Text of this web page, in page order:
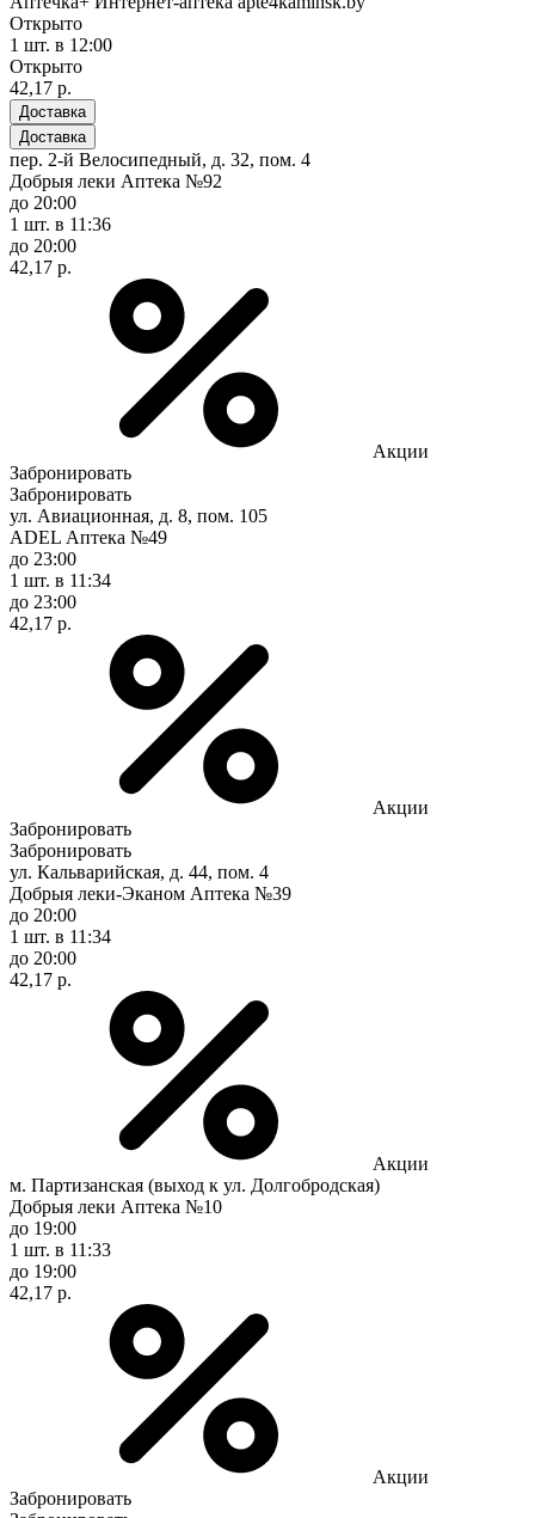
Открыто
1 шт. в 12:00
Открыто
42,17 р.
Доставка
Доставка
пер. 2-й Велосипедный, д. 32, пом. 4
Добрыя леки Аптека №92
до 20:00
1 шт. в 11:36
до 20:00
42,17 р.
Акции
Забронировать
Забронировать
ул. Авиационная, д. 8, пом. 105
ADEL Аптека №49
до 23:00
1 шт. в 11:34
до 23:00
42,17 р.
Акции
Забронировать
Забронировать
ул. Кальварийская, д. 44, пом. 4
Добрыя леки-Эканом Аптека №39
до 20:00
1 шт. в 11:34
до 20:00
42,17 р.
Акции
м. Партизанская (выход к ул. Долгобродская)
Добрыя леки Аптека №10
до 19:00
1 шт. в 11:33
до 19:00
42,17 р.
Акции
Забронировать